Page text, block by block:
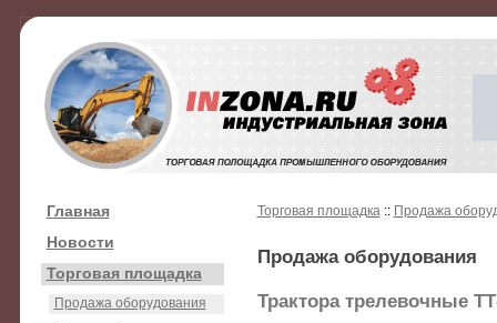
Главная
Новости
Торговая площадка
Продажа оборудования
Торговая площадка:: Продажа
Продажа оборудования
Трактора трелевочные